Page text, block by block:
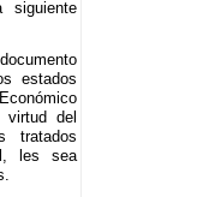
siguiente
estados
del
tratados
les sea